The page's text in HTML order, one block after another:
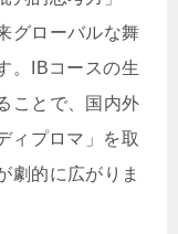
グローバルな舞
。IBコースの生
ことで、国内外
ィプロマ」を取
劇的に広がりま